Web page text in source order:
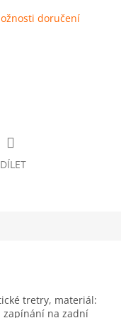
doručení
tretry, materiál:
zapínání na zadní